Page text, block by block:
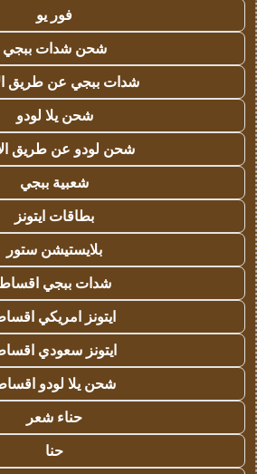
فور يو
شحن شدات ببجي
شدات ببجي عن طريق
شحن يلا لودو
شحن لودو عن طريق
شعبية ببجي
بطاقات ايتونز
بلايستيشن ستور
شدات ببجي
ايتونز امريكي
ايتونز سعودي
شحن يلا لودو
حناء شعر
حنا